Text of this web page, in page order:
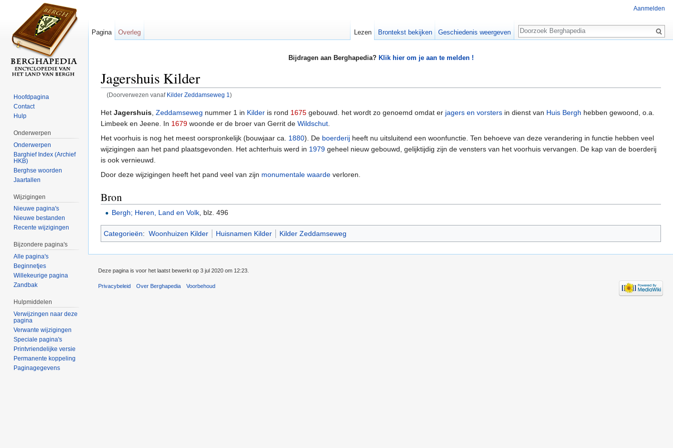
Bijdragen aan Berghapedia? Klik hier om je aan te melden !
Jagershuis Kilder
(Doorverwezen vanaf Kilder Zeddamseweg 1 )
Het Jagershuis Zeddamseweg nummer 1 in Kilder is rond 1675 gebouwd. het wordt zo genoemd omdat er jagers en vorsters in dienst van Huis Bergh hebben gewoond, o.a.
Limbeek en Jeene. In 1679 woonde er de broer van Gerrit de Wildschut
Het voorhuis is nog het meest oorspronkelijk (bouwjaar ca. 1880). De boerderij heeft nu uitsluitend een woonfunctie. Ten behoeve van deze verandering in functie hebben veel
wijzigingen aan het pand plaatsgevonden. Het achterhuis werd in 1979 geheel nieuw gebouwd, gelijktijdig zijn de vensters van het voorhuis vervangen. De kap van de boerderij
is ook vernieuwd.
Door deze wijzigingen heeft het pand veel van zijn monumentale waarde verloren.
Bron
Bergh; Heren, Land en Volk , blz. 496
Categorieën: Woonhuizen Kilder Huisnamen Kilder Kilder Zeddamseweg
Aanmelden
Pagina Overleg Lezen Brontekst bekijken Geschiedenis weergeven
Zoeken
Hoofdpagina
Contact
Hulp
Onderwerpen
Onderwerpen
Barghief Index (Archief
HKB)
Berghse woorden
Jaartallen
Wijzigingen
Nieuwe pagina's
Nieuwe bestanden
Recente wijzigingen
Bijzondere pagina's
Alle pagina's
Beginnetjes
Willekeurige pagina
Zandbak
Hulpmiddelen
Verwijzingen naar deze
pagina
Verwante wijzigingen
Speciale pagina's
Printvriendelijke versie
Permanente koppeling
Paginagegevens
Deze pagina is voor het laatst bewerkt op 3 jul 2020 om 12:23.
Privacybeleid Over Berghapedia Voorbehoud